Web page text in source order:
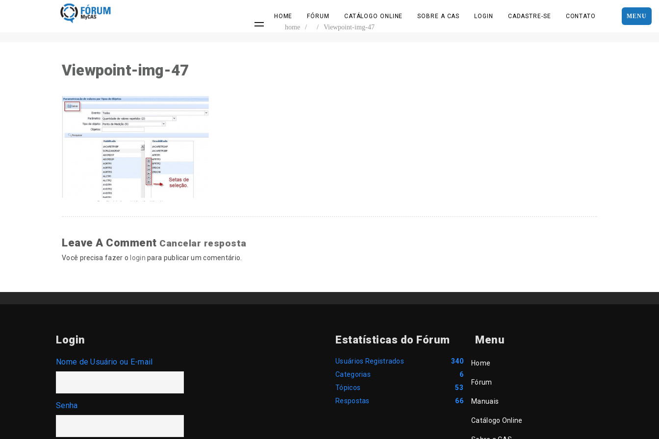
MENU
HOME FÓRUM CATÁLOGO ONLINE SOBRE A CAS LOGIN CADASTRE-SE CONTATO
home / / Viewpoint-img-47
Viewpoint-img-47
Leave A Comment Cancelar resposta
Você precisa fazer o login para publicar um comentário.
Login
Nome de Usuário ou E-mail
Senha
Estatísticas do Fórum
Usuários Registrados
340
Categorias
6
Tópicos
53
Respostas
66
Menu
Home
Fórum
Manuais
Catálogo Online